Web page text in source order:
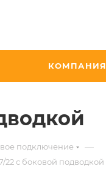
КОМПАНИЯ
подключение —
22 с боковой подводкой